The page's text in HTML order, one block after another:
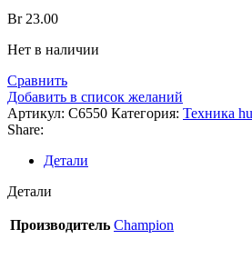
Br23.00
Нет в наличии
Сравнить
Добавить в список желаний
Артикул: C6550 Категория: Техника
Share:
Детали
Детали
Производитель Champion